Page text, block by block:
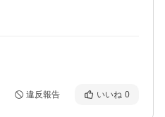
違反報告 いいね 0